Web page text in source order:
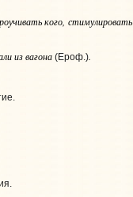
кого , стимулировать
из вагона (Ероф.).